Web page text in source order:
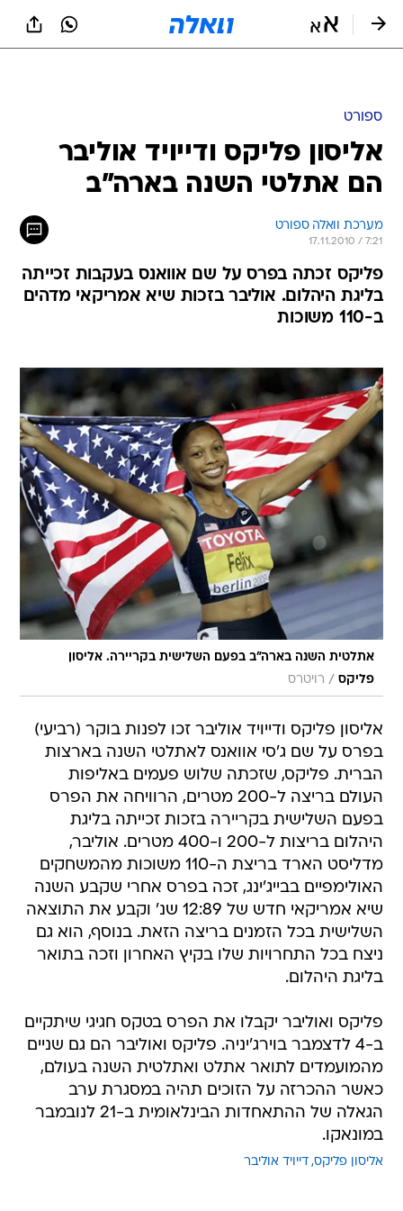
ספורט
אליסון פליקס ודייויד אוליבר
הם אתלטי השנה בארה"ב
מערכת וואלה ספורט
17.11.2010 / 7:21
פליקס זכתה בפרס על שם אוואנס בעקבות זכייתה
בליגת היהלום. אוליבר בזכות שיא אמריקאי מדהים
ב-110 משוכות
אתלטית השנה בארה"ב בפעם השלישית בקריירה. אליסון
פליקס / רויטרס
אליסון פליקס ודייויד אוליבר זכו לפנות בוקר (רביעי)
בפרס על שם ג'סי אוואנס לאתלטי השנה בארצות
הברית. פליקס, שזכתה שלוש פעמים באליפות
העולם בריצה ל-200 מטרים, הרוויחה את הפרס
בפעם השלישית בקריירה בזכות זכייתה בליגת
היהלום בריצות ל-200 ו-400 מטרים. אוליבר,
מדליסט הארד בריצת ה-110 משוכות מהמשחקים
האולימפיים בבייג'ינג, זכה בפרס אחרי שקבע השנה
שיא אמריקאי חדש של 12:89 שנ' וקבע את התוצאה
השלישית בכל הזמנים בריצה הזאת. בנוסף, הוא גם
ניצח בכל התחרויות שלו בקיץ האחרון וזכה בתואר
בליגת היהלום.
פליקס ואוליבר יקבלו את הפרס בטקס חגיגי שיתקיים
ב-4 לדצמבר בוירג'יניה. פליקס ואוליבר הם גם שניים
מהמועמדים לתואר אתלט ואתלטית השנה בעולם,
כאשר ההכרזה על הזוכים תהיה במסגרת ערב
הגאלה של ההתאחדות הבינלאומית ב-21 לנובמבר
במונאקו.
אליסון פליקס דייויד אוליבר